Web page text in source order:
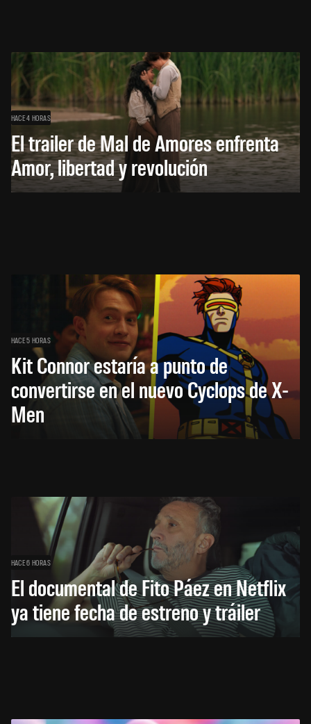
HACE 4 HORAS
El trailer de Mal de Amores enfrenta
Amor, libertad y revolución
HACE 5 HORAS
Kit Connor estaría a punto de
convertirse en el nuevo Cyclops de X-
Men
HACE 6 HORAS
El documental de Fito Páez en Netflix
ya tiene fecha de estreno y tráiler